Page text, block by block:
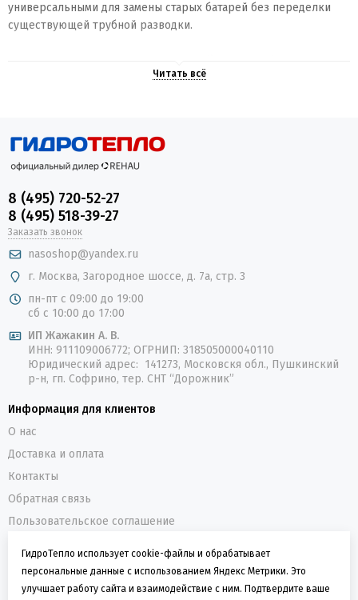
универсальными для замены старых батарей без переделки
существующей трубной разводки.
промышленного дизайна, они эффективно распределяют
тепловые потоки и выступают самостоятельным украшением
Покупателям доступны три варианта фирменной порошковой
окраски эмалями AkzoNobel:
Классический белый
исполнение для светлых и традиционных помещений.
Графитовый черный— стильное матовое решение для
интерьеров в духе лофт, хай-тек или минимализм.
Благородный серебристый
цвет, выгодно подчеркивающий необычную геометрию
корпуса.
Модельный ряд и расчет площади
конкретной комнаты:
4 секции
небольших кухонь, гардеробных или коридоров до 8 кв. м.
6 секций— радиатор теплоотдачей 1032 Вт, оптимальный
8 секций — сбалансированная модель мощностью 1376 Вт
для гостиных и стандартных жилых комнат до 16 кв. м.
10 секций
— эффективный вариант производительностью
8 (495) 720-52-27
8 (495) 518-39-27
Заказать звонок
nasoshop@yandex.ru
г. Москва, Загородное шоссе, д. 7а, стр. 3
пн-пт с 09:00 до 19:00
сб с 10:00 до 17:00
ИП Жажакин А. В.
ИНН: 911109006772; ОГРНИП: 318505000040110
Юридический адрес: 141273, Московскя обл., Пушкинский
р-н, гп. Софрино, тер. СНТ “Дорожник”
Информация для клиентов
О нас
Доставка и оплата
Контакты
Обратная связь
Пользовательское соглашение
О компании
ГидроТепло - интернет-магазин оборудования для
ГидроТепло использует cookie-файлы и обрабатывает
персональные данные с использованием Яндекс Метрики. Это
улучшает работу сайта и взаимодействие с ним. Подтвердите ваше